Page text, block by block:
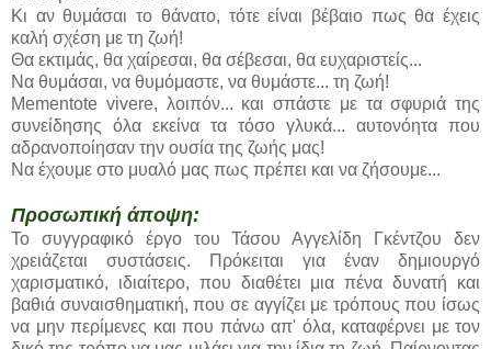
Κι αν θυμάσαι το θάνατο, τότε είναι βέβαιο πως θα έχεις
καλή σχέση με τη ζωή!
Θα εκτιμάς, θα χαίρεσαι, θα σέβεσαι, θα ευχαριστείς...
Να θυμάσαι, να θυμόμαστε, να θυμάστε... τη ζωή!
Mementote vivere, λοιπόν... και σπάστε με τα σφυριά της
συνείδησης όλα εκείνα τα τόσο γλυκά... αυτονόητα που
αδρανοποίησαν την ουσία της ζωής μας!
Να έχουμε στο μυαλό μας πως πρέπει και να ζήσουμε...
Προσωπική άποψη:
Το συγγραφικό έργο του Τάσου Αγγελίδη Γκέντζου δεν
χρειάζεται συστάσεις. Πρόκειται για έναν δημιουργό
χαρισματικό, ιδιαίτερο, που διαθέτει μια πένα δυνατή και
βαθιά συναισθηματική, που σε αγγίζει με τρόπους που ίσως
να μην περίμενες και που πάνω απ' όλα, καταφέρνει με τον